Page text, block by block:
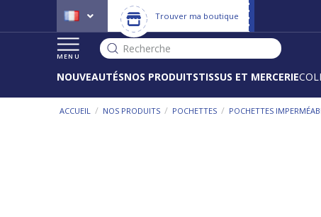
Trouver ma boutique
MENU
Recherche
NOUVEAUTÉSNOS PRODUITSTISSUS ET MERCERIE
ACCUEIL / NOS PRODUITS / POCHETTES / POCHETTES